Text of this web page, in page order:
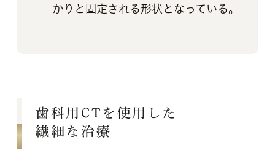
かりと固定される形状となっている。
歯科用CTを使用した
繊細な治療